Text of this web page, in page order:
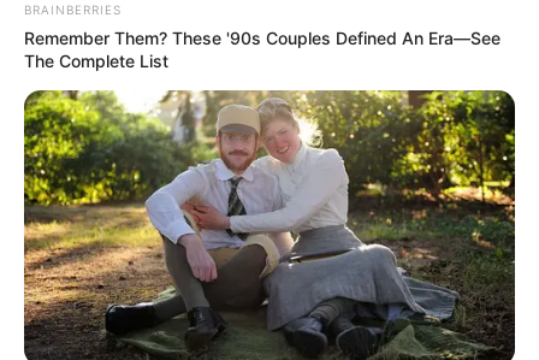
BRAINBERRIES
Remember Them? These '90s Couples Defined An Era—See
The Complete List